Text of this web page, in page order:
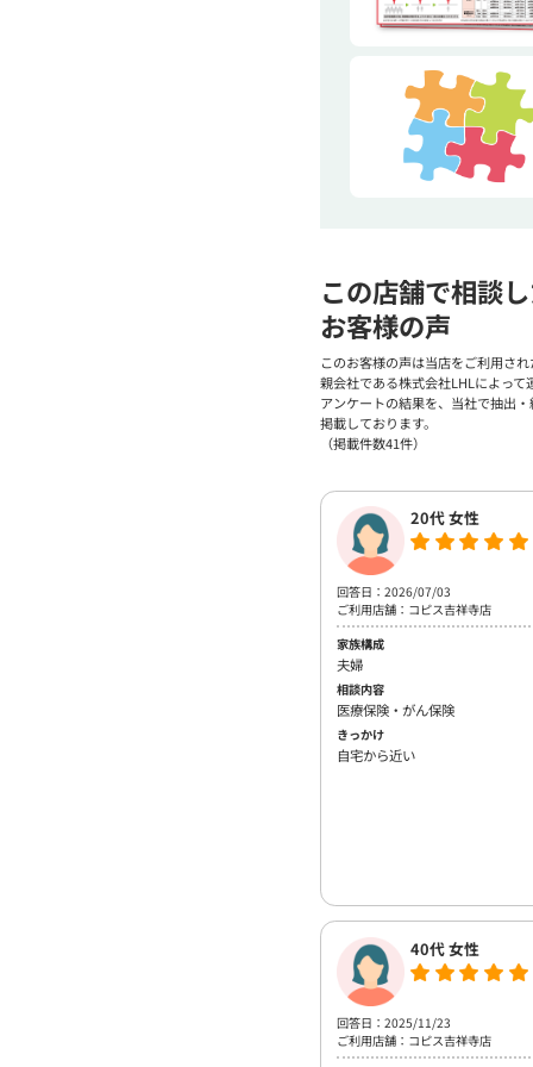
この店舗で相談
お客様の声
このお客様の声は当店をご利用さ
親会社である株式会社LHLによって
アンケートの結果を、当社で抽出
掲載しております。
（掲載件数41件）
20代 女性
回答日：2026/07/03
ご利用店舗：コピス吉祥寺店
家族構成
夫婦
相談内容
医療保険・がん保険
きっかけ
自宅から近い
40代 女性
回答日：2025/11/23
ご利用店舗：コピス吉祥寺店